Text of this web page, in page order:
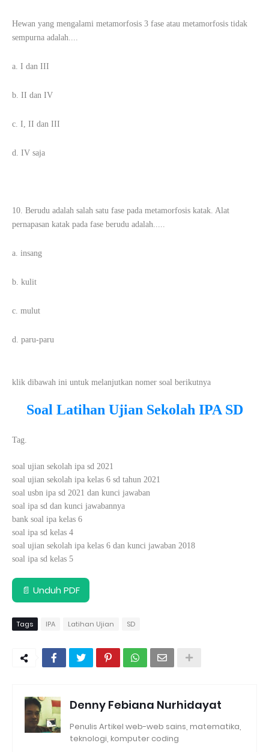
Hewan yang mengalami metamorfosis 3 fase atau metamorfosis tidak
sempurna adalah....
a. I dan III
b. II dan IV
c. I, II dan III
d. IV saja
10. Berudu adalah salah satu fase pada metamorfosis katak. Alat
pernapasan katak pada fase berudu adalah.....
a. insang
b. kulit
c. mulut
d. paru-paru
klik dibawah ini untuk melanjutkan nomer soal berikutnya
Soal Latihan Ujian Sekolah IPA SD
Tag.
soal ujian sekolah ipa sd 2021
soal ujian sekolah ipa kelas 6 sd tahun 2021
soal usbn ipa sd 2021 dan kunci jawaban
soal ipa sd dan kunci jawabannya
bank soal ipa kelas 6
soal ipa sd kelas 4
soal ujian sekolah ipa kelas 6 dan kunci jawaban 2018
soal ipa sd kelas 5
📄 Unduh PDF
Tags IPA Latihan Ujian SD
Denny Febiana Nurhidayat
Penulis Artikel web-web sains, matematika,
teknologi, komputer coding